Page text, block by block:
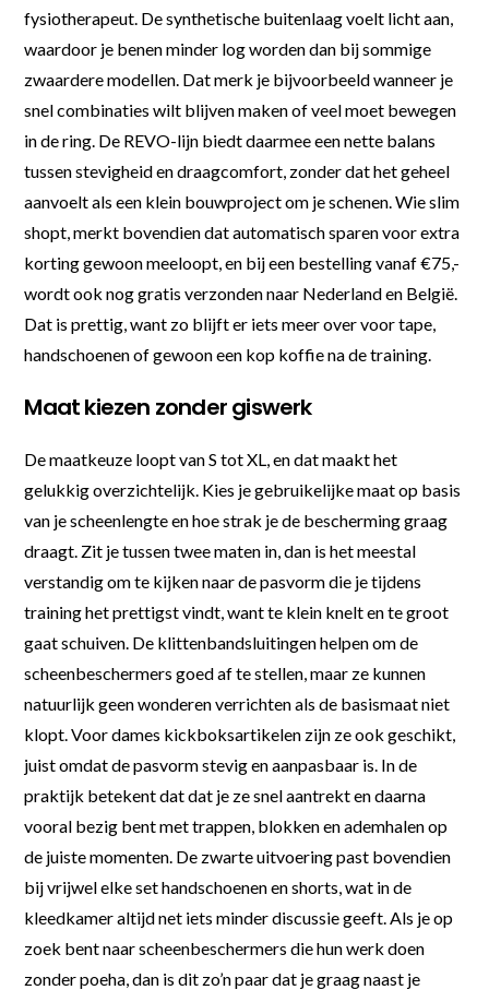
fysiotherapeut. De synthetische buitenlaag voelt licht aan,
waardoor je benen minder log worden dan bij sommige
zwaardere modellen. Dat merk je bijvoorbeeld wanneer je
snel combinaties wilt blijven maken of veel moet bewegen
in de ring. De REVO-lijn biedt daarmee een nette balans
tussen stevigheid en draagcomfort, zonder dat het geheel
aanvoelt als een klein bouwproject om je schenen. Wie slim
shopt, merkt bovendien dat automatisch sparen voor extra
korting gewoon meeloopt, en bij een bestelling vanaf €75,-
wordt ook nog gratis verzonden naar Nederland en België.
Dat is prettig, want zo blijft er iets meer over voor tape,
handschoenen of gewoon een kop koffie na de training.
Maat kiezen zonder giswerk
De maatkeuze loopt van S tot XL, en dat maakt het
gelukkig overzichtelijk. Kies je gebruikelijke maat op basis
van je scheenlengte en hoe strak je de bescherming graag
draagt. Zit je tussen twee maten in, dan is het meestal
verstandig om te kijken naar de pasvorm die je tijdens
training het prettigst vindt, want te klein knelt en te groot
gaat schuiven. De klittenbandsluitingen helpen om de
scheenbeschermers goed af te stellen, maar ze kunnen
natuurlijk geen wonderen verrichten als de basismaat niet
klopt. Voor dames kickboksartikelen zijn ze ook geschikt,
juist omdat de pasvorm stevig en aanpasbaar is. In de
praktijk betekent dat dat je ze snel aantrekt en daarna
vooral bezig bent met trappen, blokken en ademhalen op
de juiste momenten. De zwarte uitvoering past bovendien
bij vrijwel elke set handschoenen en shorts, wat in de
kleedkamer altijd net iets minder discussie geeft. Als je op
zoek bent naar scheenbeschermers die hun werk doen
zonder poeha, dan is dit zo’n paar dat je graag naast je